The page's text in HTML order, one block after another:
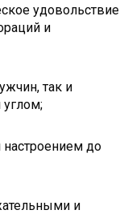
удовольствие
и
так и
настроением до
и